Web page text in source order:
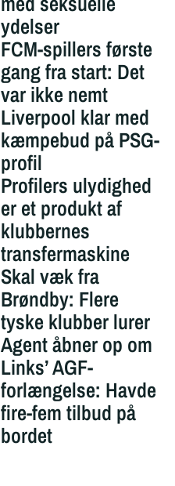
ydelser
FCM-spillers første
gang fra start: Det
var ikke nemt
Liverpool klar med
kæmpebud på PSG-
profil
Profilers ulydighed
er et produkt af
klubbernes
transfermaskine
Skal væk fra
Brøndby: Flere
tyske klubber lurer
Agent åbner op om
Links’ AGF-
forlængelse: Havde
fire-fem tilbud på
bordet